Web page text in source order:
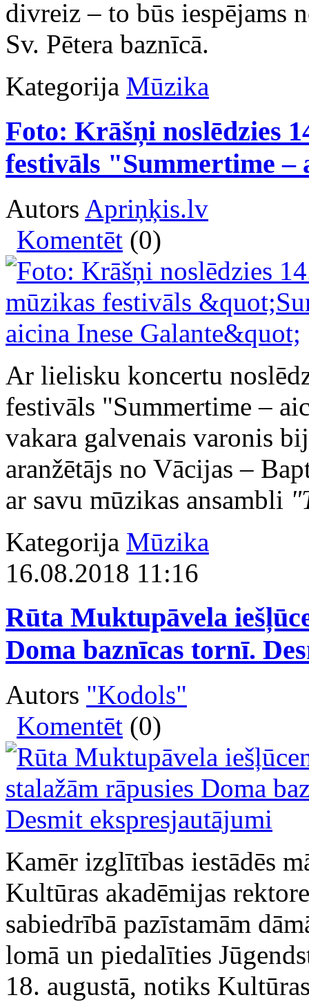
divreiz – to būs iespējams
Sv. Pētera baznīcā.
Kategorija Mūzika
Foto: Krāšņi noslēdzies
festivāls "Summertime –
Autors Apriņķis.lv
Komentēt (0)
Ar lielisku koncertu
festivāls "Summertime –
vakara galvenais varonis
aranžētājs no Vācijas –
ar savu mūzikas ansambli
Kategorija Mūzika
16.08.2018 11:16
Rūta Muktupāvela
Doma baznīcas tornī.
Autors "Kodols"
Komentēt (0)
Kamēr izglītības iestādēs
Kultūras akadēmijas
sabiedrībā pazīstamām
lomā un piedalīties
18. augustā, notiks